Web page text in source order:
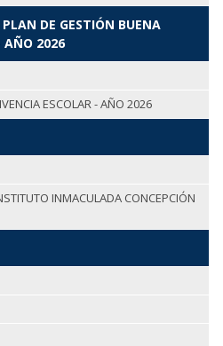
DE GESTIÓN BUENA
AÑO 2026
ESCOLAR - AÑO 2026
INMACULADA CONCEPCIÓN